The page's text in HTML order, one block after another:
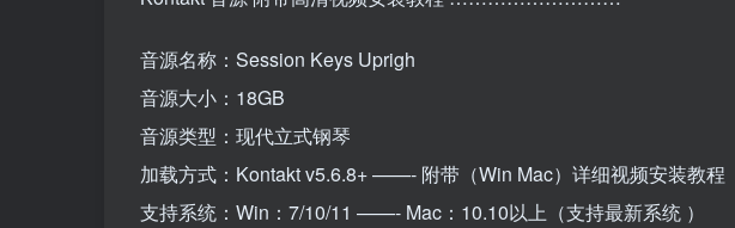
音源名称：Session Keys Uprigh
音源大小：18GB
音源类型：现代立式钢琴
加载方式：Kontakt v5.6.8+ ——- 附带（Win Mac）详细视频安装教程
支持系统：Win：7/10/11 ——- Mac：10.10以上（支持最新系统 ）